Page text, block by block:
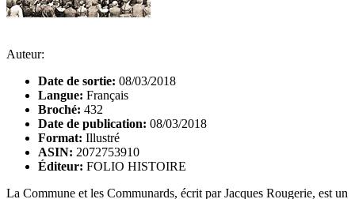
Auteur:
Date de sortie: 08/03/2018
Langue: Français
Broché: 432
Date de publication: 08/03/2018
Format: Illustré
ASIN: 2072753910
Éditeur: FOLIO HISTOIRE
La Commune et les Communards, écrit par Jacques Rougerie, est un